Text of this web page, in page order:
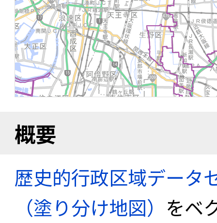
概要
歴史的行政区域データ
（塗り分け地図） をベ